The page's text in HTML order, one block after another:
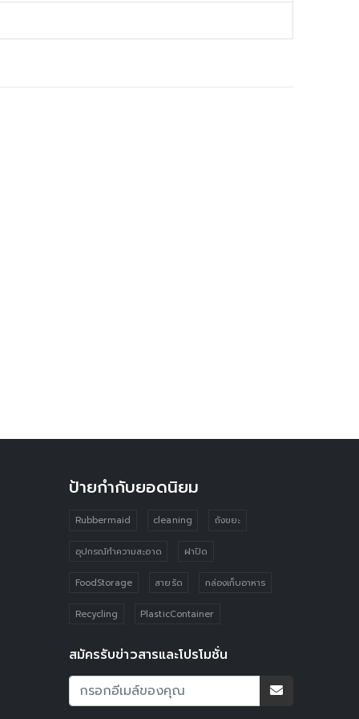
ป้ายกำกับยอดนิยม
Rubbermaid cleaning ถังขยะ
อุปกรณ์ทำความสะอาด ฝาปิด
FoodStorage สายรัด กล่องเก็บอาหาร
Recycling PlasticContainer
สมัครรับข่าวสารและโปรโมชั่น